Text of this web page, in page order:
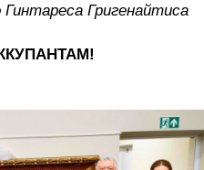
Григенайтиса